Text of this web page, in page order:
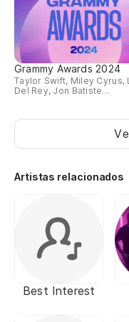
Grammy Awards 2024
Taylor Swift, Miley Cyrus,
Del Rey, Jon Batiste...
Artistas relacionados
Best Interest